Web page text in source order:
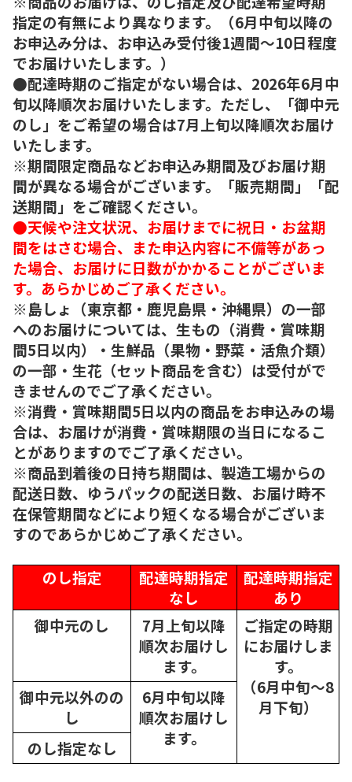
指定の有無により異なります。（6月中旬以降の
お申込み分は、お申込み受付後1週間～10日程度
でお届けいたします。）
●配達時期のご指定がない場合は、2026年6月中
旬以降順次お届けいたします。ただし、「御中元
のし」をご希望の場合は7月上旬以降順次お届け
いたします。
※期間限定商品などお申込み期間及びお届け期
間が異なる場合がございます。「販売期間」「配
送期間」をご確認ください。
●天候や注文状況、お届けまでに祝日・お盆期
間をはさむ場合、また申込内容に不備等があっ
た場合、お届けに日数がかかることがございま
す。あらかじめご了承ください。
※島しょ（東京都・鹿児島県・沖縄県）の一部
へのお届けについては、生もの（消費・賞味期
間5日以内）・生鮮品（果物・野菜・活魚介類）
の一部・生花（セット商品を含む）は受付がで
きませんのでご了承ください。
※消費・賞味期間5日以内の商品をお申込みの場
合は、お届けが消費・賞味期限の当日になるこ
とがありますのでご了承ください。
※商品到着後の日持ち期間は、製造工場からの
配送日数、ゆうパックの配送日数、お届け時不
在保管期間などにより短くなる場合がございま
すのであらかじめご了承ください。
のし指定
配達時期指定
なし
配達時期指定
あり
御中元のし
7月上旬以降
順次お届けし
ます。
ご指定の時期
にお届けしま
す。
（6月中旬～8
月下旬）
御中元以外のの
し
6月中旬以降
順次お届けし
ます。
のし指定なし